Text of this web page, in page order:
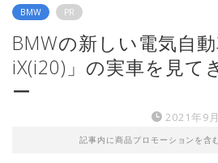
BMW PR
BMWの新しい電気自
iX(i20)」の実車を見て
ー
2021年9
記事内に商品プロモーションを含